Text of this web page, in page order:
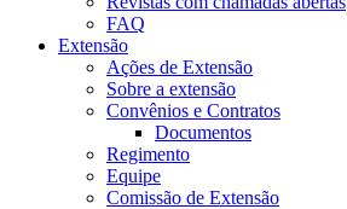
FAQ
Extensão
Ações de Extensão
Sobre a extensão
Convênios e Contratos
Documentos
Regimento
Equipe
Comissão de Extensão